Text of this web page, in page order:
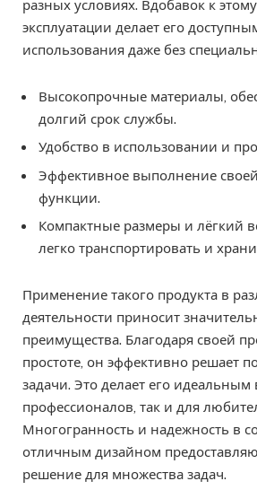
разных условиях. Вдобавок к
эксплуатации делает его
использования даже без
Высокопрочные материалы,
долгий срок службы.
Удобство в использовании и
Эффективное выполнение
функции.
Компактные размеры и лёгкий
легко транспортировать и
Применение такого продукта в
деятельности приносит
преимущества. Благодаря своей
простоте, он эффективно решает
задачи. Это делает его
профессионалов, так и для
Многогранность и надежность в
отличным дизайном
решение для множества задач.